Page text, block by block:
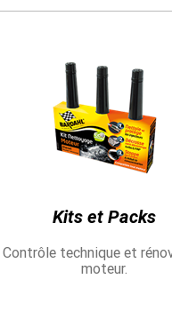
Kits et Packs
Contrôle technique et
moteur.